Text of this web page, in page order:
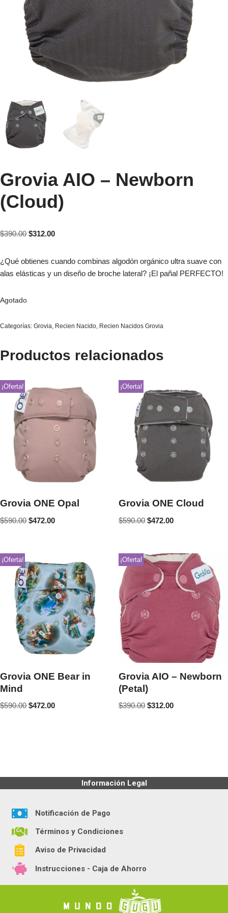
Grovia AIO – Newborn
(Cloud)
$390.00 $312.00
¿Qué obtienes cuando combinas algodón orgánico ultra suave con
alas elásticas y un diseño de broche lateral? ¡El pañal PERFECTO!
Agotado
Categorías: Grovia, Recien Nacido, Recien Nacidos Grovia
Productos relacionados
¡Oferta!
Grovia ONE Opal
$590.00 $472.00
¡Oferta!
Grovia ONE Cloud
$590.00 $472.00
¡Oferta!
Grovia ONE Bear in
Mind
$590.00 $472.00
¡Oferta!
Grovia AIO – Newborn
(Petal)
$390.00 $312.00
Información Legal
Notificación de Pago
Términos y Condiciones
Aviso de Privacidad
Instrucciones - Caja de Ahorro